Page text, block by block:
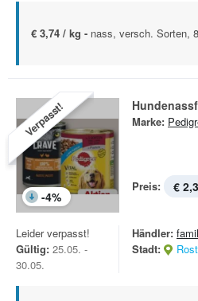
€ 3,74 / kg - nass, versch. Sorten,
Verpasst!
-4%
Marke:
Preis: €
Leider verpasst!
Gültig: 25.05. -
30.05.
Händler:
Stadt: